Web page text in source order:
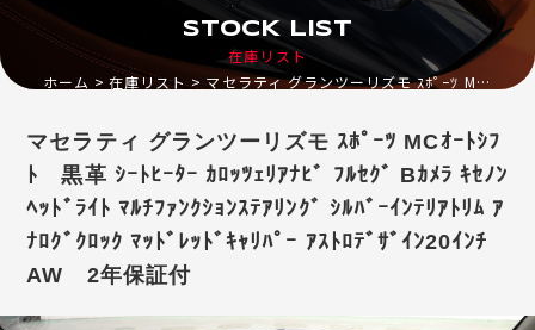
在庫リスト
STOCK LIST
ホーム 在庫リスト マセラティ グランツーリズモ ｽﾎﾟｰﾂ MCｵｰﾄｼﾌﾄ 黒革 ｼｰﾄﾋｰﾀｰ ｶﾛｯﾂｪﾘｱﾅﾋﾞ ﾌﾙｾｸﾞ Bｶﾒﾗ ｷｾﾉﾝﾍｯﾄﾞﾗｲﾄ ﾏﾙﾁﾌｧﾝｸｼｮﾝｽﾃｱﾘﾝｸﾞ ｼﾙﾊﾞｰｲﾝﾃﾘｱﾄﾘﾑ ｱﾅﾛｸﾞｸﾛｯｸ ﾏｯﾄﾞﾚｯﾄﾞｷｬﾘﾊﾟｰ ｱｽﾄﾛﾃﾞｻﾞｲﾝ20ｲﾝﾁAW 2年保証付
マセラティ グランツーリズモ ｽﾎﾟｰﾂ MCｵｰﾄｼﾌ
ﾄ 黒革 ｼｰﾄﾋｰﾀｰ ｶﾛｯﾂｪﾘｱﾅﾋﾞ ﾌﾙｾｸﾞ Bｶﾒﾗ ｷｾﾉﾝ
ﾍｯﾄﾞﾗｲﾄ ﾏﾙﾁﾌｧﾝｸｼｮﾝｽﾃｱﾘﾝｸﾞ ｼﾙﾊﾞｰｲﾝﾃﾘｱﾄﾘﾑ ｱ
ﾅﾛｸﾞｸﾛｯｸ ﾏｯﾄﾞﾚｯﾄﾞｷｬﾘﾊﾟｰ ｱｽﾄﾛﾃﾞｻﾞｲﾝ20ｲﾝﾁ
AW 2年保証付